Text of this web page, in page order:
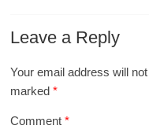
Leave a Reply
Your email address will
marked*
Comment*